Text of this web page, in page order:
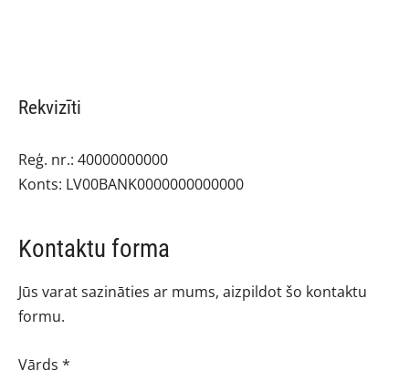
Rekvizīti
Reģ. nr.: 40000000000
Konts: LV00BANK0000000000000
Kontaktu forma
Jūs varat sazināties ar mums, aizpildot šo kontaktu
formu.
Vārds *